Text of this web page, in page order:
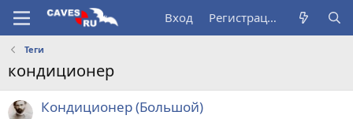
Вход Регистрация
Теги
кондиционер
Кондиционер (Большой)